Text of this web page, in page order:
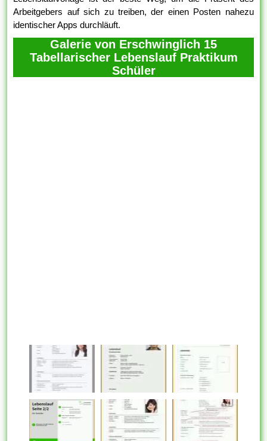
Arbeitgebers auf sich zu treiben, der einen Posten nahezu
identischer Apps durchläuft.
Galerie von Erschwinglich 15
Tabellarischer Lebenslauf Praktikum
Schüler